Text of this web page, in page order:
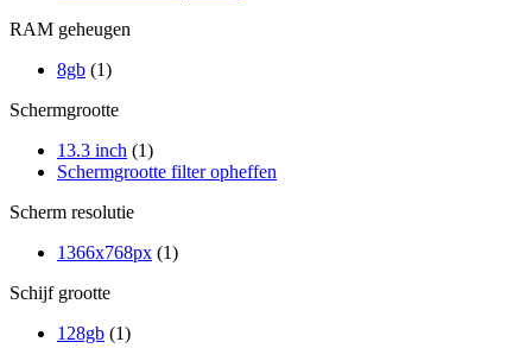
RAM geheugen
8gb (1)
Schermgrootte
13.3 inch (1)
Schermgrootte filter opheffen
Scherm resolutie
1366x768px (1)
Schijf grootte
128gb (1)